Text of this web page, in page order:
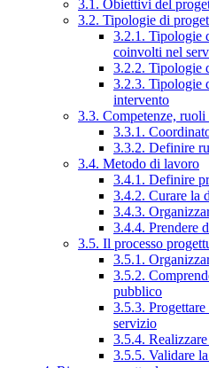
3.1. Obiettivi del
3.2. Tipologie di
3.2.1. Tipologie
coinvolti nel
3.2.2. Tipologie
3.2.3. Tipologie
intervento
3.3. Competenze,
3.3.1.
3.3.2. Definire
3.4. Metodo di lavoro
3.4.1. Definire
3.4.2. Curare la
3.4.3.
3.4.4. Prendere
3.5. Il processo
3.5.1.
3.5.2.
pubblico
3.5.3.
servizio
3.5.4.
3.5.5. Validare